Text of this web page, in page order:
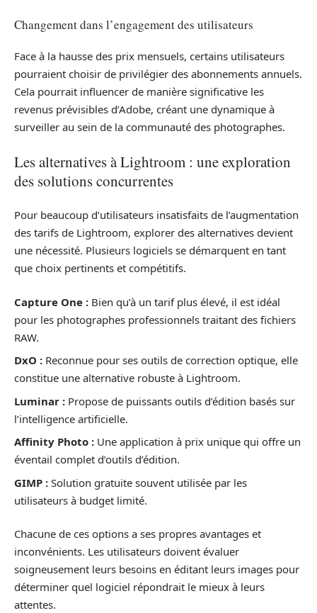
Changement dans l’engagement des utilisateurs
Face à la hausse des prix mensuels, certains utilisateurs
pourraient choisir de privilégier des abonnements annuels.
Cela pourrait influencer de manière significative les
revenus prévisibles d’Adobe, créant une dynamique à
surveiller au sein de la communauté des photographes.
Les alternatives à Lightroom : une exploration
des solutions concurrentes
Pour beaucoup d’utilisateurs insatisfaits de l’augmentation
des tarifs de Lightroom, explorer des alternatives devient
une nécessité. Plusieurs logiciels se démarquent en tant
que choix pertinents et compétitifs.
Capture One : Bien qu’à un tarif plus élevé, il est idéal
pour les photographes professionnels traitant des fichiers
RAW.
DxO : Reconnue pour ses outils de correction optique, elle
constitue une alternative robuste à Lightroom.
Luminar : Propose de puissants outils d’édition basés sur
l’intelligence artificielle.
Affinity Photo : Une application à prix unique qui offre un
éventail complet d’outils d’édition.
GIMP : Solution gratuite souvent utilisée par les
utilisateurs à budget limité.
Chacune de ces options a ses propres avantages et
inconvénients. Les utilisateurs doivent évaluer
soigneusement leurs besoins en éditant leurs images pour
déterminer quel logiciel répondrait le mieux à leurs
attentes.